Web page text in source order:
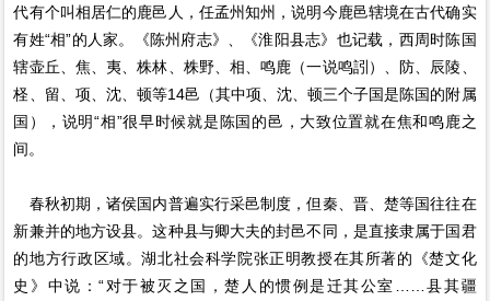
代有个叫相居仁的鹿邑人，任孟州知州，说明今鹿邑辖境在古代确实
有姓“相”的人家。《陈州府志》、《淮阳县志》也记载，西周时陈国
辖壶丘、焦、夷、株林、株野、相、鸣鹿（一说鸣訠）、防、辰陵、
柽、留、项、沈、顿等14邑（其中项、沈、顿三个子国是陈国的附属
国），说明“相”很早时候就是陈国的邑，大致位置就在焦和鸣鹿之
间。
春秋初期，诸侯国内普遍实行采邑制度，但秦、晋、楚等国往往在
新兼并的地方设县。这种县与卿大夫的封邑不同，是直接隶属于国君
的地方行政区域。湖北社会科学院张正明教授在其所著的《楚文化
史》中说：“对于被灭之国，楚人的惯例是迁其公室……县其疆